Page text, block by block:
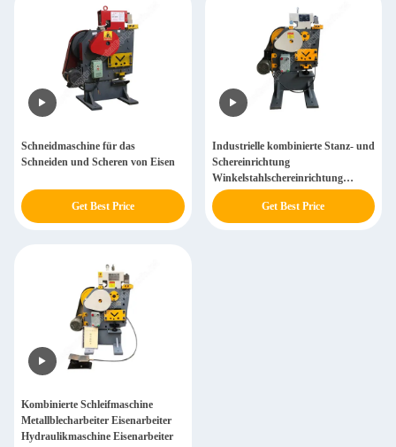
Schneidmaschine für das
Schneiden und Scheren von Eisen
Get Best Price
Industrielle kombinierte Stanz- und
Schereinrichtung
Winkelstahlschereinrichtung
Stahlwinkelstanzmaschine
Get Best Price
Kombinierte Schleifmaschine
Metallblecharbeiter Eisenarbeiter
Hydraulikmaschine Eisenarbeiter